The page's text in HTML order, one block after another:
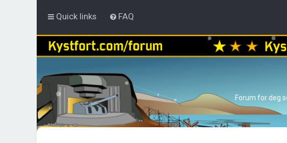
Quick links FAQ
Forum for deg